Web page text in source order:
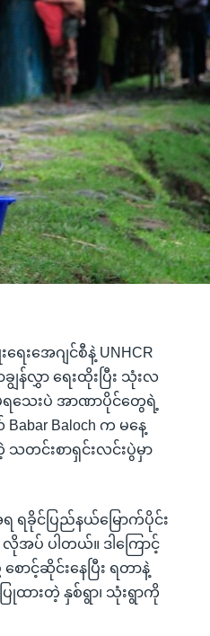
းအေဂျင်စီနဲ့ UNHCR
ျွန်လွှာ ရေးထိုးပြီး သုံးလ
ရသေးပဲ အာဏာပိုင်တွေရဲ့
Babar Baloch က မနေ့
သတင်းစာရှင်းလင်းပွဲမှာ
ခိုင်ပြည်နယ်မြောက်ပိုင်း
အပ် ပါတယ်။ ဒါကြောင့်
င့်ဆိုင်းနေပြီး ရတာနဲ့
ပြုထားတဲ့ နှစ်ရွာ၊ သုံးရွာကို